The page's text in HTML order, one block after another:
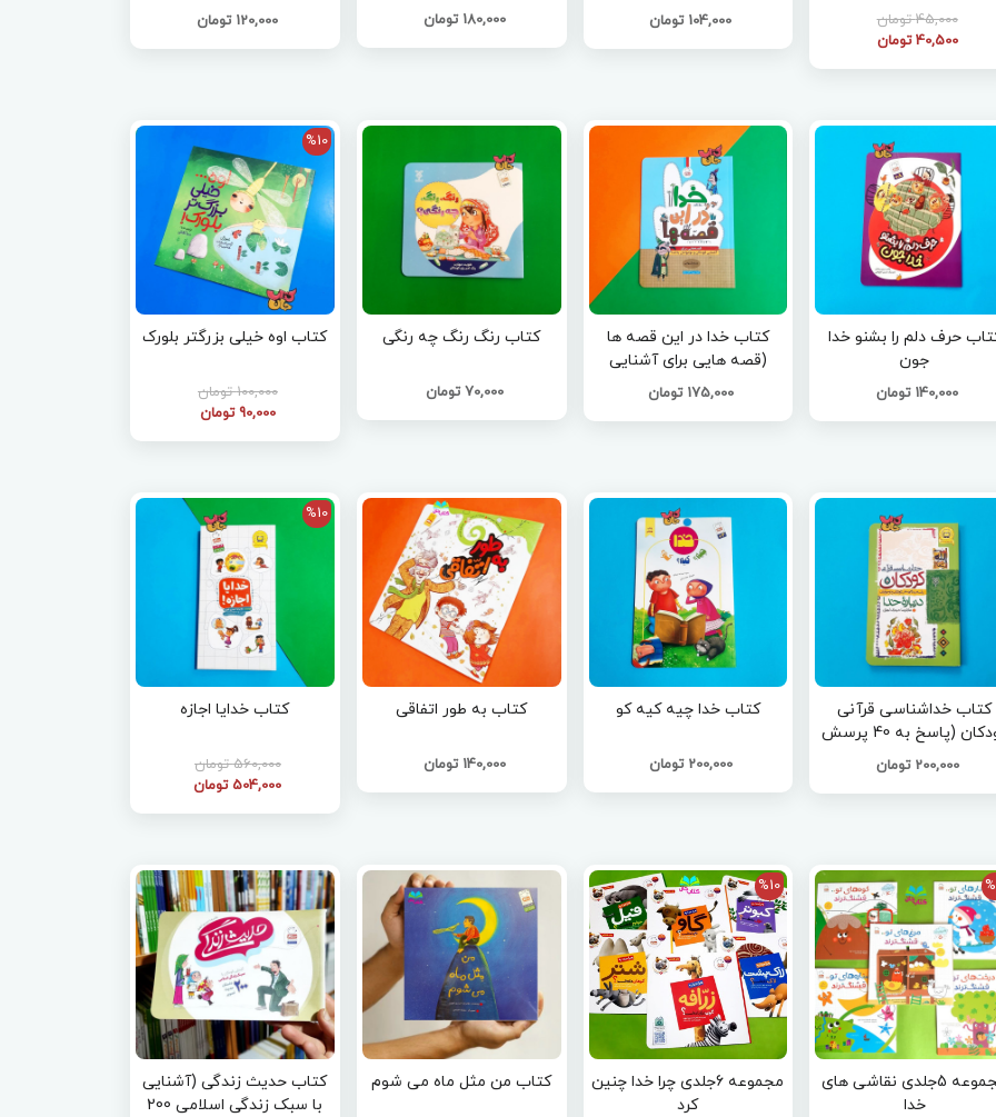
45,000 تومان
40,500 تومان
104,000 تومان 180,000 تومان
به خدای مهربان)
120,000 تومان
حرف دلم را بشنو خدا
جون
140,000 تومان
کتاب خدا در این قصه ها
(قصه هایی برای آشنایی
کودکان و نوجوانان با خدا )
175,000 تومان
کتاب رنگ رنگ چه رنگی
70,000 تومان
%10
کتاب اوه خیلی بزرگتر بلورک
100,000 تومان
90,000 تومان
کتاب خداشناسی قرآنی
کودکان (پاسخ به 40 پرسش
و نوجوانان درباره ی
خدا)
200,000 تومان
کتاب خدا چیه کیه کو
200,000 تومان
کتاب به طور اتفاقی
140,000 تومان
%10
کتاب خدایا اجازه
560,000 تومان
504,000 تومان
مجموعه 5جلدی نقاشی های
خدا
%10
مجموعه 6جلدی چرا خدا چنین
کرد
کتاب من مثل ماه می شوم
کتاب حدیث زندگی (آشنایی
با سبک زندگی اسلامی 200